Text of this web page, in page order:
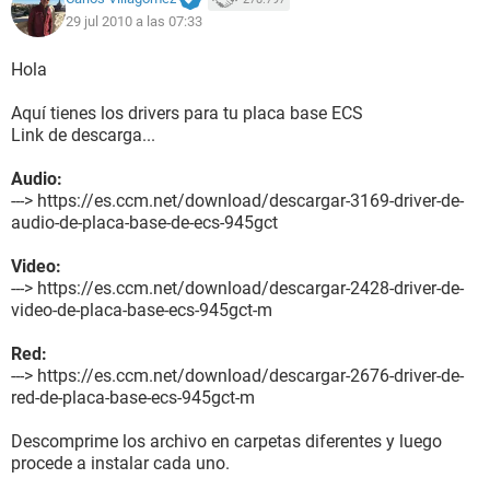
Placa base:
Tipo de procesador DualCore , 2000 MHz (10 x 200)
Chipset de la Placa Base Intel Lakeport-G i945GC
Tipo de BIOS AMI (11/07/07)
Puerto de comunicación Puerto de comunicaciones (COM1)
Monitor:
Tarjeta gráfica Intel(R) 82945G Express Chipset Family (224
MB)
Monitor AOC CT500n/520n [15" CRT] (1541685763)
Monitor AOC CT500n/520n [15" CRT] (1541685763)
Tarjeta de sonido SigmaTel STAC9221 A2 @ Intel 82801GB
ICH7 - High Definition Audio Controller [A-1]
Controlador IDE Intel(R) ICH7 Family Ultra ATA Storage
Controllers - 27DF
29 jul 2010 a las 07:33
Hola
Aquí tienes los drivers para tu placa base ECS
Link de descarga...
Audio:
---> https://es.ccm.net/download/descargar-3169-driver-de-
audio-de-placa-base-de-ecs-945gct
Video:
---> https://es.ccm.net/download/descargar-2428-driver-de-
video-de-placa-base-ecs-945gct-m
Red:
---> https://es.ccm.net/download/descargar-2676-driver-de-
red-de-placa-base-ecs-945gct-m
Descomprime los archivo en carpetas diferentes y luego
procede a instalar cada uno.